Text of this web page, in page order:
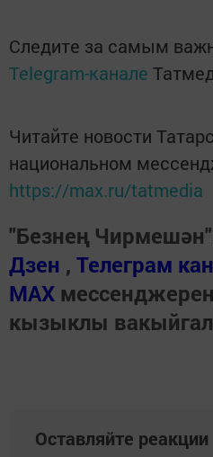
Следите за самым
Telegram-канале
Читайте новости
национальном
https://max.ru/tatmedia
"Безнең
Дзен , Телеграм
МАХ
кызыклы
Оставляйте реакции